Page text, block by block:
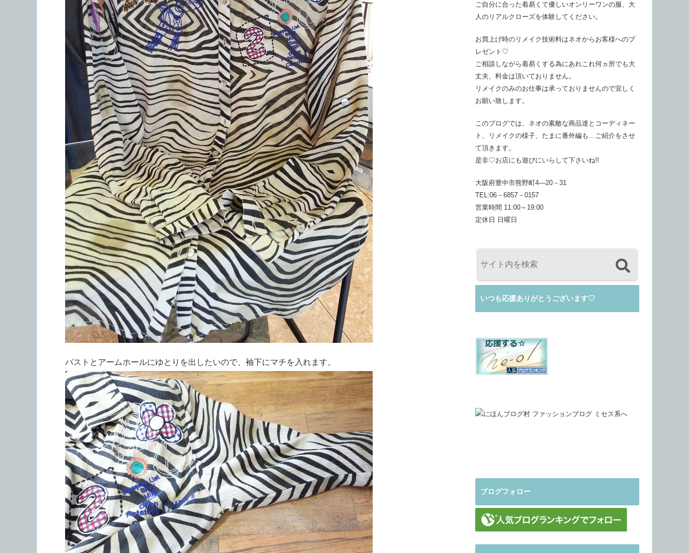
バストとアームホールにゆとりを出したいので、袖下にマチを入れます。
ご自分に合った着易くて優しいオンリーワンの服、大
人のリアルクローズを体験してください。
お買上げ時のリメイク技術料はネオからお客様へのプ
レゼント♡
ご相談しながら着易くする為にあれこれ何ヵ所でも大
丈夫、料金は頂いておりません。
リメイクのみのお仕事は承っておりませんので宜しく
お願い致します。
このブログでは、ネオの素敵な商品達とコーディネー
ト、リメイクの様子、たまに番外編も…ご紹介をさせ
て頂きます。
是非♡お店にも遊びにいらして下さいね!!
大阪府豊中市熊野町4―20－31
TEL:06－6857－0157
営業時間 11:00～19:00
定休日 日曜日
いつも応援ありがとうございます♡
ブログフォロー